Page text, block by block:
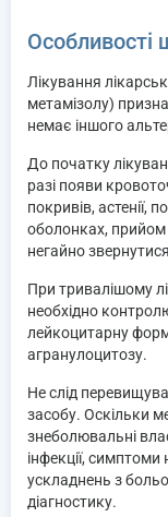
Особливості
Лікування
метамізолу)
немає іншого
До початку
разі появи
покривів, астенії,
оболонках, прийом
негайно
При тривалішому
необхідно
лейкоцитарну
агранулоцитозу.
Не слід
засобу. Оскільки
знеболювальні
інфекції,
ускладнень з
діагностику.